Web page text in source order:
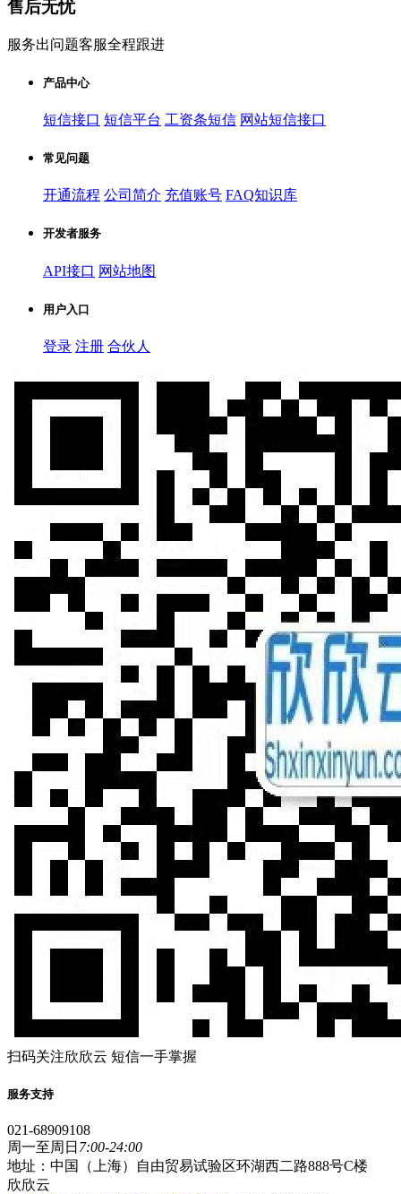
售后无忧
服务出问题客服全程跟进
产品中心
短信接口 短信平台 工资条短信 网站短信接口
常见问题
开通流程 公司简介 充值账号 FAQ知识库
开发者服务
API接口 网站地图
用户入口
登录 注册 合伙人
扫码关注欣欣云 短信一手掌握
服务支持
021-68909108
周一至周日 7:00-24:00
地址：中国（上海）自由贸易试验区环湖西二路888号C楼
欣欣云